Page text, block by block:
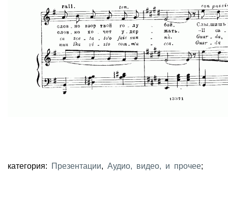
категория: Презентации, Аудио, видео, и прочее;